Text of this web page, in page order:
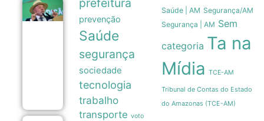
Lula
pretende
apresentar
dados de
Amazônia
ao governo
Trump
08/08
prevenção
Saúde
segurança
sociedade
tecnologia
trabalho
transporte voto
Saúde | AM Segurança/AM
Segurança | AM Sem
categoria Ta na
Mídia TCE-AM
Tribunal de Contas do Estado
do Amazonas (TCE-AM)